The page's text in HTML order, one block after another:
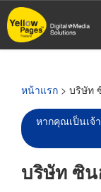
ข้าม
ไป
หน้าแรก > บริษัท
หากคุณเป็นเจ้
บริษัท ซิน